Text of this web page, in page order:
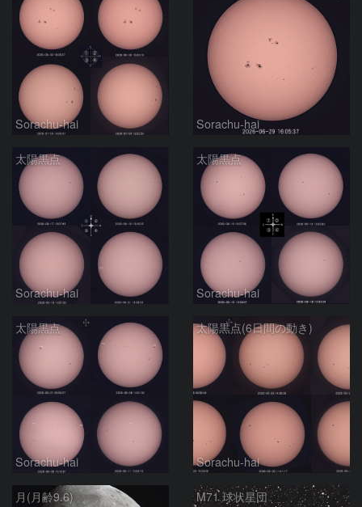
Sorachu-hai Sorachu-hai
太陽黒点
Sorachu-hai
太陽黒点
Sorachu-hai
太陽黒点
Sorachu-hai
太陽黒点(6日間の動き)
Sorachu-hai
月(月齢9.6) M71 球状星団